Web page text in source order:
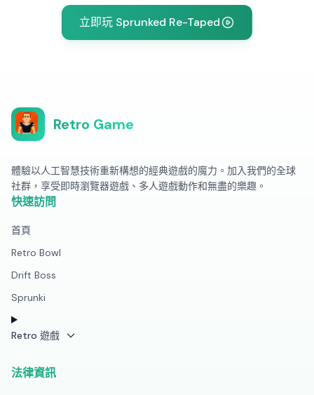
立即玩 Sprunked Re-Taped
Retro Game
體驗以人工智慧技術重新構想的經典遊戲的魔力。加入我們的全球
社群，享受即時瀏覽器遊戲、多人遊戲動作和無盡的樂趣。
快速訪問
首頁
Retro Bowl
Drift Boss
Sprunki
Retro 遊戲
法律資訊